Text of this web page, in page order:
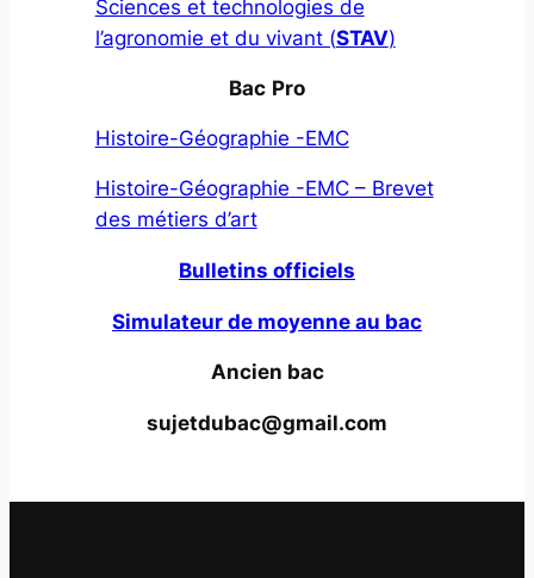
Sciences et technologies de
l’agronomie et du vivant (STAV)
Bac Pro
Histoire-Géographie -EMC
Histoire-Géographie -EMC – Brevet
des métiers d’art
Bulletins officiels
Simulateur de moyenne au bac
Ancien bac
sujetdubac@gmail.com